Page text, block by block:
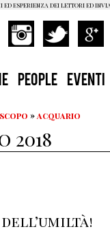
PEOPLE EVENTI
»acquario
dell’umiltà!
esperienza dei lettori ed